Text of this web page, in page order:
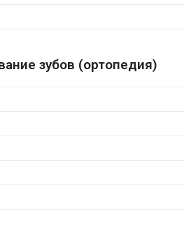
зубов (ортопедия)